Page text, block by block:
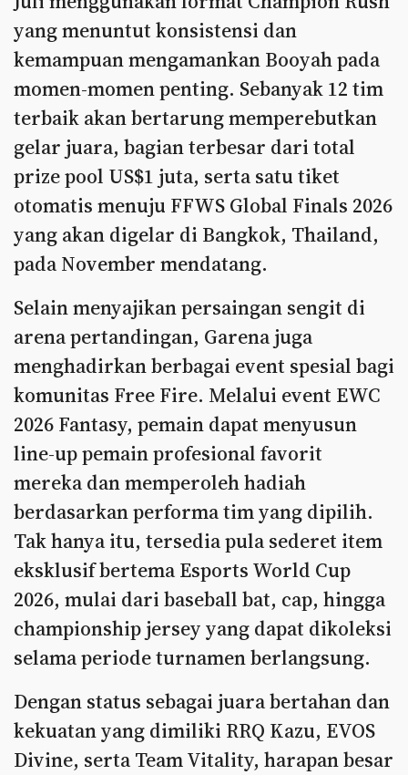
yang menuntut konsistensi dan
kemampuan mengamankan Booyah pada
momen-momen penting. Sebanyak 12 tim
terbaik akan bertarung memperebutkan
gelar juara, bagian terbesar dari total
prize pool US$1 juta, serta satu tiket
otomatis menuju FFWS Global Finals 2026
yang akan digelar di Bangkok, Thailand,
pada November mendatang.
Selain menyajikan persaingan sengit di
arena pertandingan, Garena juga
menghadirkan berbagai event spesial bagi
komunitas Free Fire. Melalui event EWC
2026 Fantasy, pemain dapat menyusun
line-up pemain profesional favorit
mereka dan memperoleh hadiah
berdasarkan performa tim yang dipilih.
Tak hanya itu, tersedia pula sederet item
eksklusif bertema Esports World Cup
2026, mulai dari baseball bat, cap, hingga
championship jersey yang dapat dikoleksi
selama periode turnamen berlangsung.
Dengan status sebagai juara bertahan dan
kekuatan yang dimiliki RRQ Kazu, EVOS
Divine, serta Team Vitality, harapan besar